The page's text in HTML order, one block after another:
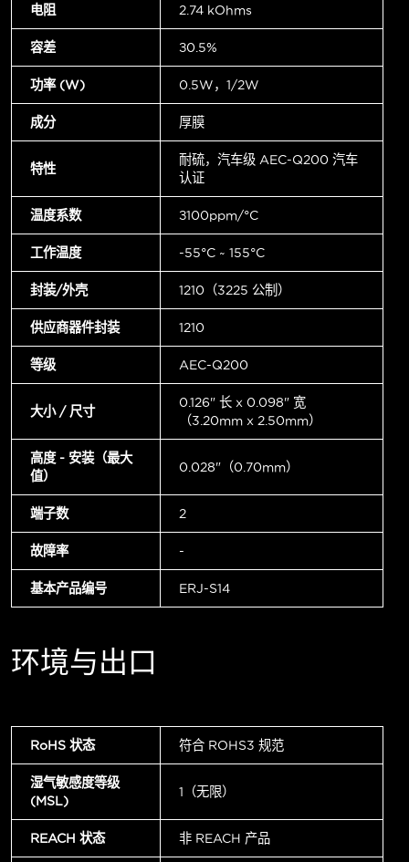
电阻 2.74 kOhms
容差 ±0.5%
功率 (W) 0.5W，1/2W
成分 厚膜
特性
耐硫，汽车级 AEC-Q200 汽车
认证
温度系数 ±100ppm/°C
工作温度 -55°C ~ 155°C
封装/外壳 1210（3225 公制）
供应商器件封装 1210
等级 AEC-Q200
大小 / 尺寸
0.126" 长 x 0.098" 宽
（3.20mm x 2.50mm）
高度 - 安装（最大
值）
0.028"（0.70mm）
端子数 2
故障率 -
基本产品编号 ERJ-S14
环境与出口
RoHS 状态 符合 ROHS3 规范
湿气敏感度等级
(MSL)
1（无限）
REACH 状态 非 REACH 产品